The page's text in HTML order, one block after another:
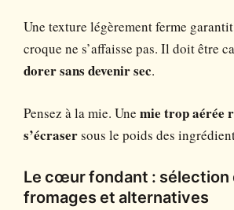
Une texture légèrement ferme
croque ne s’affaisse pas. Il doit être
dorer sans devenir sec.
Pensez à la mie. Une mie trop aérée
s’écrasersous le poids des
Le cœur fondant : sélection
fromages et alternatives